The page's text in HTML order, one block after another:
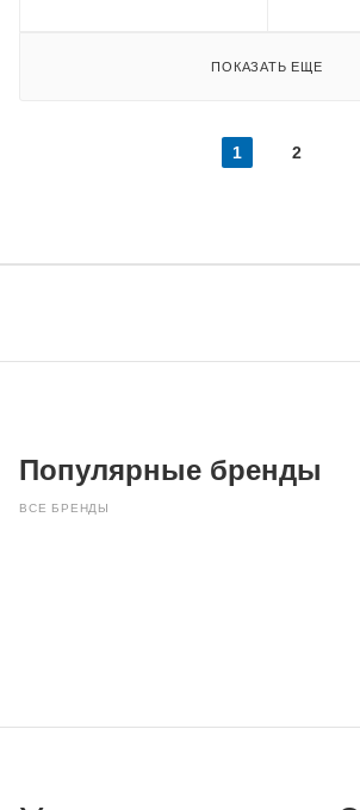
ПОКАЗАТЬ ЕЩЕ
1 2
Популярные бренды
ВСЕ БРЕНДЫ